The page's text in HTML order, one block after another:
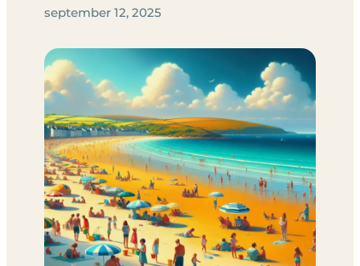
september 12, 2025